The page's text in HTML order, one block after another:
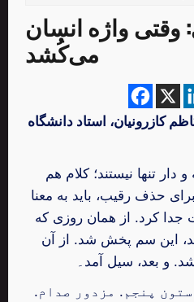
واژه انسان
می‌کُشد
کازرونیان، استاد دانشگاه
دار تنها نیستند؛ کلام هم
حذف رقیب، باید به معنا
جدا کرد. از همان روزی که
این سم پخش شد. از آن
و بعد، سیل آمد۔
پنجم. مزدور صدام.